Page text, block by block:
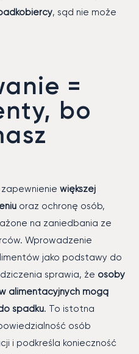
, sąd nie może
=
bo
większej
oraz ochronę osób,
na zaniedbania ze
Wprowadzenie
jako podstawy do
sprawia, że osoby
alimentacyjnych mogą
spadku. To istotna
osób
i podkreśla konieczność